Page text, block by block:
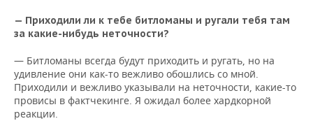
— Приходили ли к тебе битломаны и ругали тебя там
за какие-нибудь неточности?
— Битломаны всегда будут приходить и ругать, но на
удивление они как-то вежливо обошлись со мной.
Приходили и вежливо указывали на неточности, какие-то
провисы в фактчекинге. Я ожидал более хардкорной
реакции.